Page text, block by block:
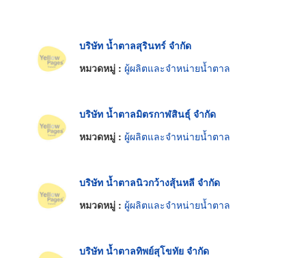
บริษัท น้ำตาลสุรินทร์ จำกัด
หมวดหมู่ : ผู้ผลิตและจำหน่ายน้ำตาล
บริษัท น้ำตาลมิตรกาฬสินธุ์ จำกัด
หมวดหมู่ : ผู้ผลิตและจำหน่ายน้ำตาล
บริษัท น้ำตาลนิวกว้างสุ้นหลี จำกัด
หมวดหมู่ : ผู้ผลิตและจำหน่ายน้ำตาล
บริษัท น้ำตาลทิพย์สุโขทัย จำกัด